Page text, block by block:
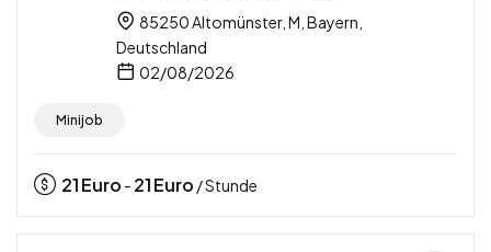
85250 Altomünster, M, Bayern,
Deutschland
02/08/2026
Minijob
21Euro - 21Euro / Stunde